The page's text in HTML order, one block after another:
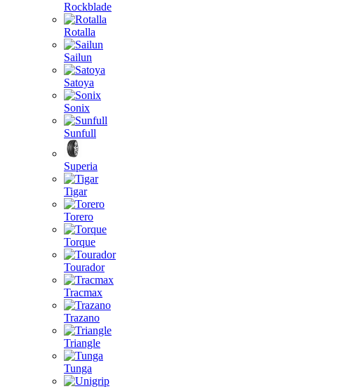
Rockblade
Rotalla
Sailun
Satoya
Sonix
Sunfull
Superia
Tigar
Torero
Torque
Tourador
Tracmax
Trazano
Triangle
Tunga